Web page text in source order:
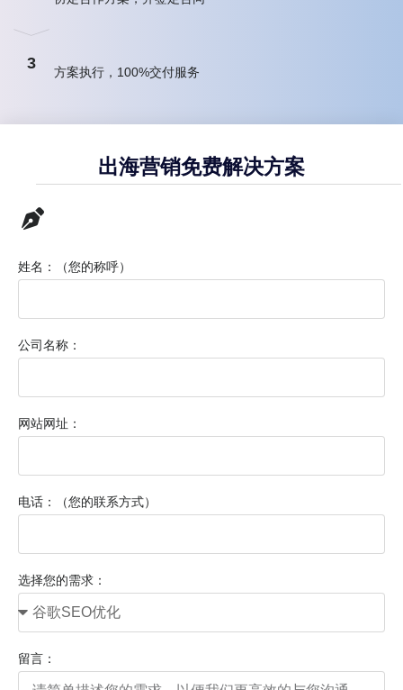
3
方案执行，100%交付服务
出海营销免费解决方案
姓名：（您的称呼）
公司名称：
网站网址：
电话：（您的联系方式）
选择您的需求：
留言：